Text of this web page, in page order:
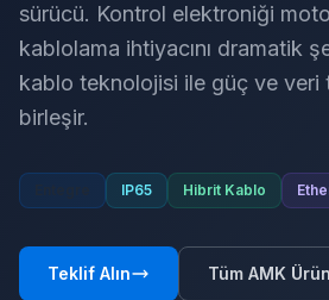
sürücü. Kontrol elektroniği
kablolama ihtiyacını dramatik
kablo teknolojisi ile güç ve veri
birleşir.
IP65 Hibrit Kablo
Teklif Alın Tüm AMK